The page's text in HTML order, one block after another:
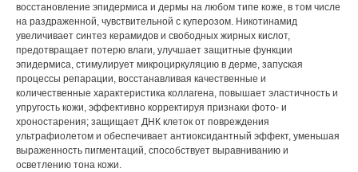
восстановление эпидермиса и дермы на любом типе коже, в том числе
на раздраженной, чувствительной с куперозом. Никотинамид
увеличивает синтез керамидов и свободных жирных кислот,
предотвращает потерю влаги, улучшает защитные функции
эпидермиса, стимулирует микроциркуляцию в дерме, запуская
процессы репарации, восстанавливая качественные и
количественные характеристика коллагена, повышает эластичность и
упругость кожи, эффективно корректируя признаки фото- и
хроностарения; защищает ДНК клеток от повреждения
ультрафиолетом и обеспечивает антиоксидантный эффект, уменьшая
выраженность пигментаций, способствует выравниванию и
осветлению тона кожи.